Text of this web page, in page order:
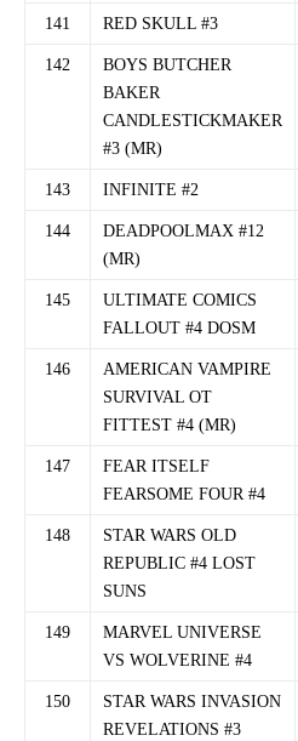
141 RED SKULL #3
142
BOYS BUTCHER
BAKER
CANDLESTICKMAKER
#3 (MR)
143 INFINITE #2
144
DEADPOOLMAX #12
(MR)
145
ULTIMATE COMICS
FALLOUT #4 DOSM
146
AMERICAN VAMPIRE
SURVIVAL OT
FITTEST #4 (MR)
147
FEAR ITSELF
FEARSOME FOUR #4
148
STAR WARS OLD
REPUBLIC #4 LOST
SUNS
149
MARVEL UNIVERSE
VS WOLVERINE #4
150
STAR WARS INVASION
REVELATIONS #3